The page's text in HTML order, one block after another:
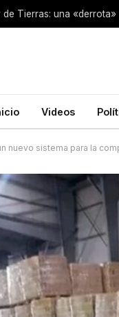
de Tierras: una
Videos
nuevo sistema para la